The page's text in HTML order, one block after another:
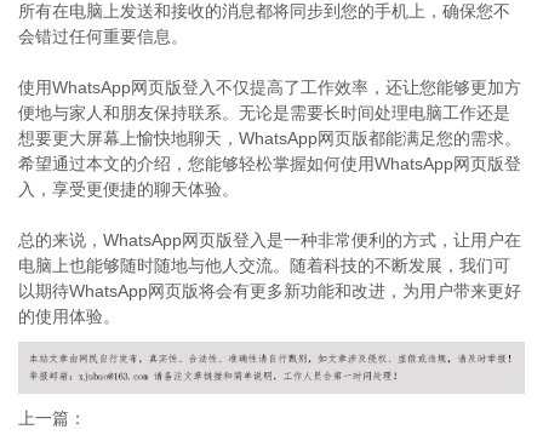
所有在电脑上发送和接收的消息都将同步到您的手机上，确保您不
会错过任何重要信息。
使用WhatsApp网页版登入不仅提高了工作效率，还让您能够更加方
便地与家人和朋友保持联系。无论是需要长时间处理电脑工作还是
想要更大屏幕上愉快地聊天，WhatsApp网页版都能满足您的需求。
希望通过本文的介绍，您能够轻松掌握如何使用WhatsApp网页版登
入，享受更便捷的聊天体验。
总的来说，WhatsApp网页版登入是一种非常便利的方式，让用户在
电脑上也能够随时随地与他人交流。随着科技的不断发展，我们可
以期待WhatsApp网页版将会有更多新功能和改进，为用户带来更好
的使用体验。
上一篇：